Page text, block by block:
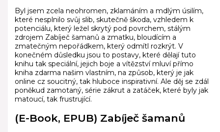
Byl jsem zcela neohromen, zklamáním a mdlým úsilím,
které nesplnilo svůj slib, skutečně škoda, vzhledem k
potenciálu, který ležel skrytý pod povrchem, stálým
zdrojem Zabíječ šamanů a zmatku, bloudícím a
zmatečným nepořádkem, který odmítl rozkrýt. V
konečném důsledku jsou to postavy, které dělají tuto
knihu tak speciální, jejich boje a vítězství mluví přímo
kniha zdarma našim vlastním, na způsob, který je jak
online cz soucitný, tak hluboce inspirativní. Ale děj se zdál
poněkud zamotaný, série zákrut a zatáček, které byly jak
matoucí, tak frustrující.
(E-Book, EPUB) Zabíječ šamanů